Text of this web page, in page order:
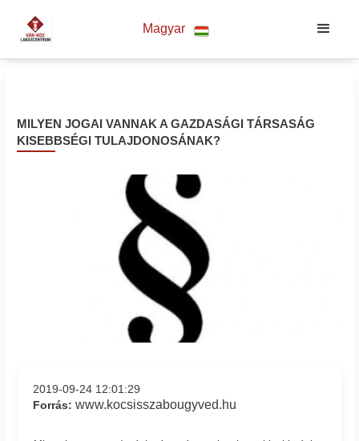
Magyar
MILYEN JOGAI VANNAK A GAZDASÁGI TÁRSASÁG
KISEBBSÉGI TULAJDONOSÁNAK?
2019-09-24 12:01:29
Forrás:www.kocsisszabougyved.hu